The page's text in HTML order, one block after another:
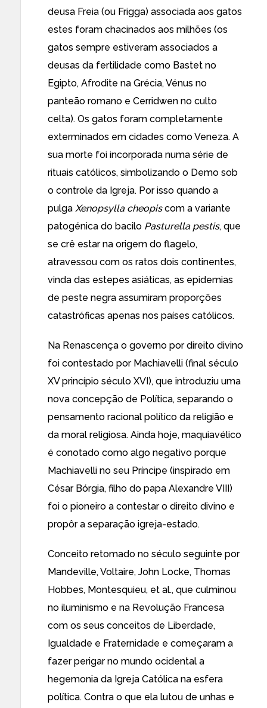
deusa Freia (ou Frigga) associada aos gatos
estes foram chacinados aos milhões (os
gatos sempre estiveram associados a
deusas da fertilidade como Bastet no
Egipto, Afrodite na Grécia, Vénus no
panteão romano e Cerridwen no culto
celta). Os gatos foram completamente
exterminados em cidades como Veneza. A
sua morte foi incorporada numa série de
rituais católicos, simbolizando o Demo sob
o controle da Igreja. Por isso quando a
pulga Xenopsylla cheopiscom a variante
patogénica do bacilo Pasturella pestis, que
se crê estar na origem do flagelo,
atravessou com os ratos dois continentes,
vinda das estepes asiáticas, as epidemias
de peste negra assumiram proporções
catastróficas apenas nos países católicos.
Na Renascença o governo por direito divino
foi contestado por Machiavelli (final século
XV princípio século XVI), que introduziu uma
nova concepção de Política, separando o
pensamento racional político da religião e
da moral religiosa. Ainda hoje, maquiavélico
é conotado como algo negativo porque
Machiavelli no seu Príncipe (inspirado em
César Bórgia, filho do papa Alexandre VIII)
foi o pioneiro a contestar o direito divino e
propôr a separação igreja-estado.
Conceito retomado no século seguinte por
Mandeville, Voltaire, John Locke, Thomas
Hobbes, Montesquieu, et al., que culminou
no iluminismo e na Revolução Francesa
com os seus conceitos de Liberdade,
Igualdade e Fraternidade e começaram a
fazer perigar no mundo ocidental a
hegemonia da Igreja Católica na esfera
política. Contra o que ela lutou de unhas e